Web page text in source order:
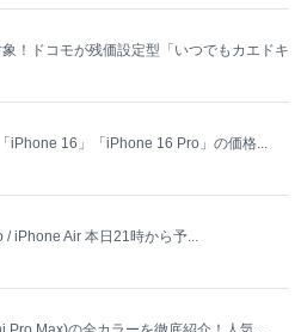
！ドコモが残価設定型「いつでもカエドキ
iPhone 16」「iPhone 16 Pro」の価格...
/ iPhone Air 本日21時から予...